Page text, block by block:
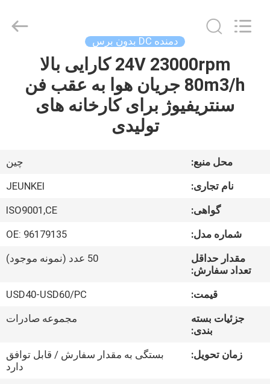
محصولات
کارخانه
کنترل
کیفیت
تماس
International
دمنده DC بدون برس
24V 23000rpm کارایی بالا
80m3/h جریان هوا به عقب فن
سنتریفیوژ برای کارخانه های
تولیدی
محل منبع:
چین
نام تجاری:
JEUNKEI
گواهی:
ISO9001,CE
شماره مدل:
OE: 96179135
مقدار حداقل
تعداد سفارش:
50 عدد (نمونه موجود)
قیمت:
USD40-USD60/PC
جزئیات بسته
بندی:
مجموعه صادرات
زمان تحویل:
بستگی به مقدار سفارش / قابل توافق
دارد